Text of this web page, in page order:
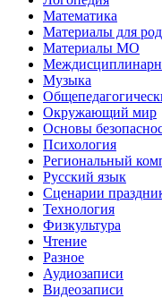
Математика
Материалы для
Материалы МО
Музыка
Окружающий мир
Основы
Психология
Региональный
Русский язык
Сценарии
Технология
Физкультура
Чтение
Разное
Аудиозаписи
Видеозаписи